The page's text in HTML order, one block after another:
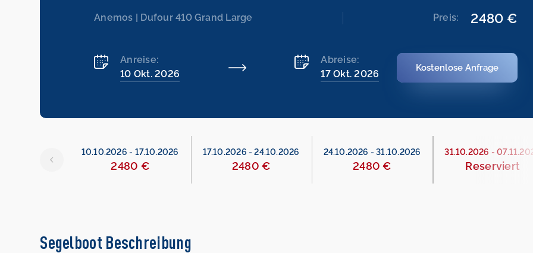
Anemos | Dufour 410 Grand Large Preis: 2480 €
Anreise:
10 Okt. 2026
Abreise:
17 Okt. 2026
Kostenlose Anfrage
10.10.2026 - 17.10.2026
2480 €
17.10.2026 -24.10.2026
2480 €
24.10.2026 -31.10.2026
2480 €
31.10.2026 -
Reserviert
Segelboot Beschreibung